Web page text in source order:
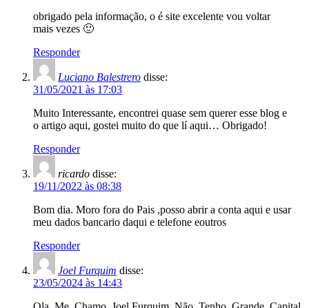
obrigado pela informação, o é site excelente vou voltar
mais vezes 🙂
Responder
Luciano Balestrero disse:
31/05/2021 às 17:03
Muito Interessante, encontrei quase sem querer esse blog e
o artigo aqui, gostei muito do que lí aqui… Obrigado!
Responder
ricardo disse:
19/11/2022 às 08:38
Bom dia. Moro fora do Pais ,posso abrir a conta aqui e usar
meu dados bancario daqui e telefone eoutros
Responder
Joel Furquim disse:
23/05/2024 às 14:43